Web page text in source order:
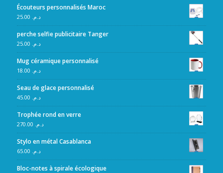
Écouteurs personnalisés Maroc
د.م.
perche selfie publicitaire Tanger
د.م.
Mug céramique personnalisé
د.م.
Seau de glace personnalisé
د.م.
Trophée rond en verre
د.م.
Stylo en métal Casablanca
د.م.
Bloc-notes à spirale écologique